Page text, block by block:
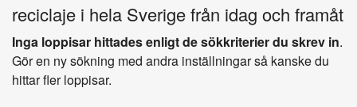
reciclaje i hela Sverige från idag och framåt
Inga loppisar hittades enligt de sökkriterier du skrev in.
Gör en ny sökning med andra inställningar så kanske du
hittar fler loppisar.